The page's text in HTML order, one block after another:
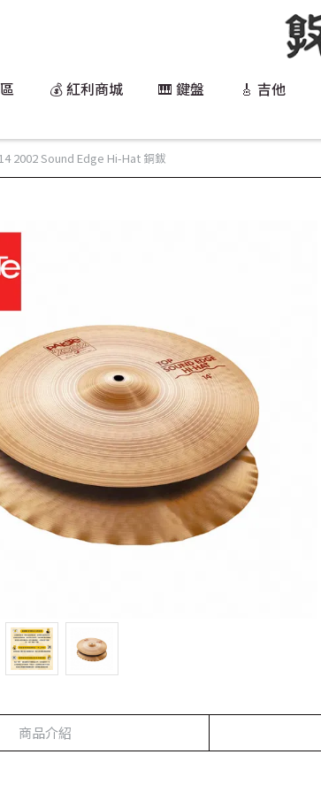
💰 紅利商城 🎹 鍵盤 🎸 吉他
2002 Sound Edge Hi-Hat 銅鈸
商品介紹